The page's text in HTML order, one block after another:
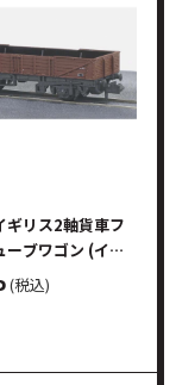
ギリス2軸貨車フ
ーブワゴン (イギ
錆色)
(税込)